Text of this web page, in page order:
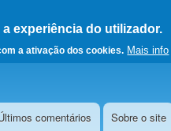
experiência do utilizador.
a ativação dos cookies. Mais info
página principal
comentários Sobre o site